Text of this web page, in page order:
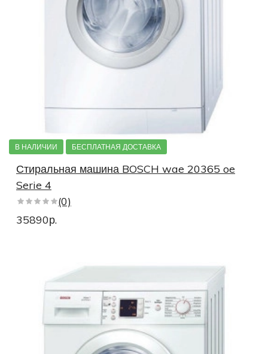
В НАЛИЧИИ БЕСПЛАТНАЯ ДОСТАВКА
Стиральная машина BOSCH wae 20365 oe
Serie 4
(0)
35890р.